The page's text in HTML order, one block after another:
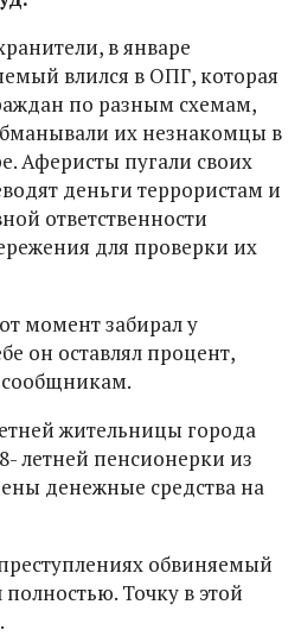
в январе
влился в ОПГ, которая
по разным схемам,
их незнакомцы в
Аферисты пугали своих
деньги террористам и
ответственности
для проверки их
момент забирал у
он оставлял процент,
сообщникам.
жительницы города
летней пенсионерки из
денежные средства на
обвиняемый
Точку в этой